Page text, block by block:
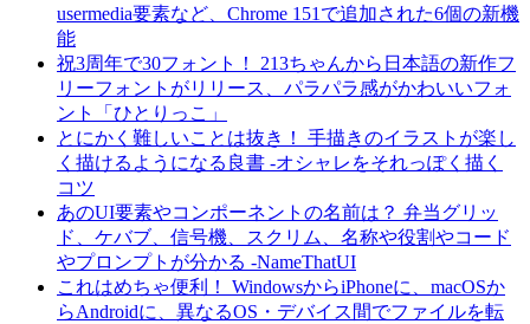
usermedia要素など、Chrome 151で追加された6個の新機
能
祝3周年で30フォント！ 213ちゃんから日本語の新作フ
リーフォントがリリース、パラパラ感がかわいいフォ
ント「ひとりっこ」
とにかく難しいことは抜き！ 手描きのイラストが楽し
く描けるようになる良書 -オシャレをそれっぽく描く
コツ
あのUI要素やコンポーネントの名前は？ 弁当グリッ
ド、ケバブ、信号機、スクリム、名称や役割やコード
やプロンプトが分かる -NameThatUI
これはめちゃ便利！ WindowsからiPhoneに、macOSか
らAndroidに、異なるOS・デバイス間でファイルを転